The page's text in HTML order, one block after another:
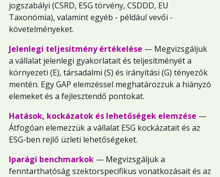
jogszabályi (CSRD, ESG törvény, CSDDD, EU
Taxonómia), valamint egyéb - például vevői -
követelményeket.
Jelenlegi teljesítmény értékelése — Megvizsgáljuk
a vállalat jelenlegi gyakorlatait és teljesítményét a
környezeti (E), társadalmi (S) és irányítási (G) tényezők
mentén. Egy GAP elemzéssel meghatározzuk a hiányzó
elemeket és a fejlesztendő pontokat.
Hatások, kockázatok és lehetőségek elemzése —
Átfogóan elemezzük a vállalat ESG kockázatait és az
ESG-ben rejlő üzleti lehetőségeket.
Iparági benchmarkok — Megvizsgáljuk a
fenntarthatóság szektorspecifikus vonatkozásait és az